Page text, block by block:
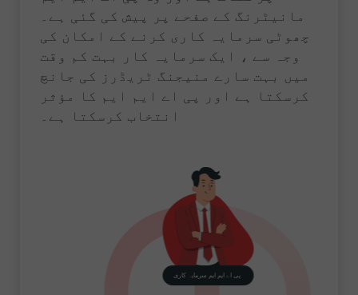
مانیٹرنگ کے صفحے پر پیش کی گئی ہے۔
چھوٹی سرمایہ کاری کرنے کے امکان کی
وجہ سے ، ایک سرمایہ کار بہت کم وقت
میں بہت سارے منیجنگ ٹریڈرز کی جانچ
کرسکتا ہے اور پی اے ایم ایم کا مؤثر
انتخاب کرسکتا ہے۔
پی اے ایم ایم سرمایہ کاری